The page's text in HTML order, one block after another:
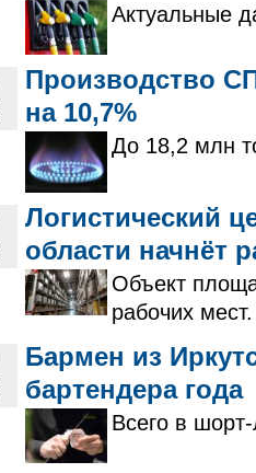
Актуальные
Производство
на 10,7%
До 18,2 млн
Логистический
области начнёт
Объект
рабочих мест.
Бармен из
бартендера года
Всего в